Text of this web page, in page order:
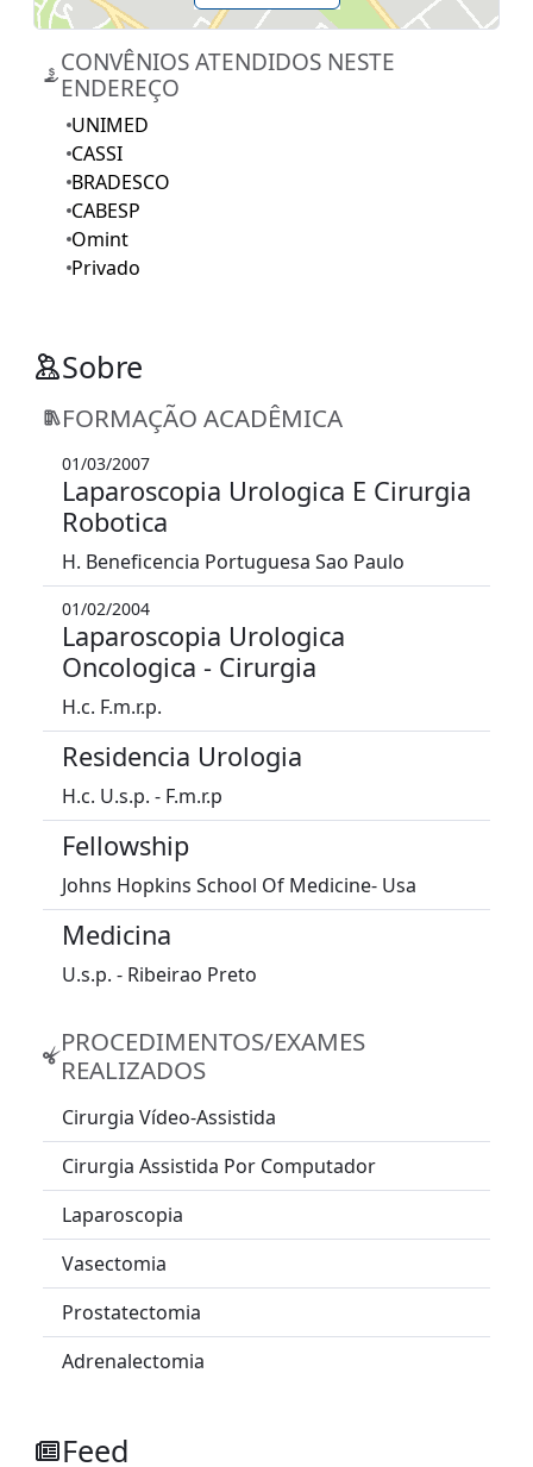
CONVÊNIOS ATENDIDOS NESTE
ENDEREÇO
UNIMED
CASSI
BRADESCO
CABESP
Omint
Privado
Sobre
FORMAÇÃO ACADÊMICA
01/03/2007
Laparoscopia Urologica E Cirurgia
Robotica
H. Beneficencia Portuguesa Sao Paulo
01/02/2004
Laparoscopia Urologica
Oncologica - Cirurgia
H.c. F.m.r.p.
Residencia Urologia
H.c. U.s.p. - F.m.r.p
Fellowship
Johns Hopkins School Of Medicine- Usa
Medicina
U.s.p. - Ribeirao Preto
PROCEDIMENTOS/EXAMES
REALIZADOS
Cirurgia Vídeo-Assistida
Cirurgia Assistida Por Computador
Laparoscopia
Vasectomia
Prostatectomia
Adrenalectomia
Feed